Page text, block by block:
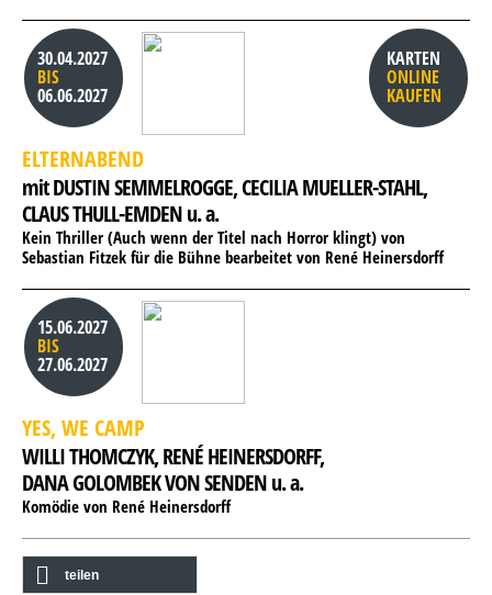
30.04.2027
BIS
06.06.2027
ELTERNABEND
mit DUSTIN SEMMELROGGE, CECILIA MUELLER-STAHL,
CLAUS THULL-EMDEN u. a.
Kein Thriller (Auch wenn der Titel nach Horror klingt) von
Sebastian Fitzek für die Bühne bearbeitet von René Heinersdorff
KARTEN
ONLINE
KAUFEN
15.06.2027
BIS
27.06.2027
YES, WE CAMP
WILLI THOMCZYK, RENÉ HEINERSDORFF,
DANA GOLOMBEK VON SENDEN u. a.
Komödie von René Heinersdorff
teilen